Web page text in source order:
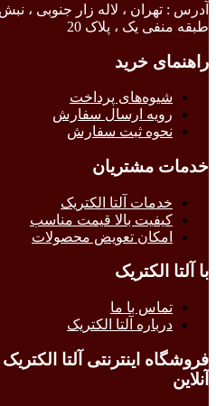
آدرس : تهران ، لاله زار جنوبی ،
طبقه منفی یک ، پلاک 20
راهنمای خرید
شیوه‌های پرداخت
رویه ارسال سفارش
نحوه ثبت سفارش
خدمات مشتریان
خدمات آلتا الکتریک
کیفیت بالا قیمت مناسب
امکان تعویض محصولات
با آلتا الکتریک
تماس با ما
درباره آلتا الکتریک
فروشگاه اینترنتی آلتا
آنلاین